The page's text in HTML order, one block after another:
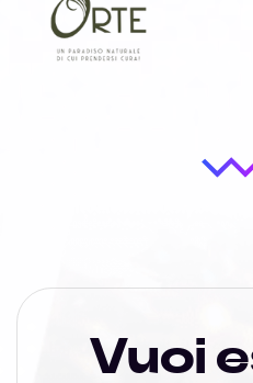
Vuoi